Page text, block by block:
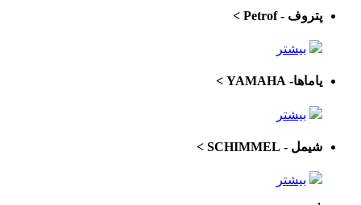
پتروف - Petrof >
بیشتر
یاماها- YAMAHA >
بیشتر
شیمل - SCHIMMEL >
بیشتر